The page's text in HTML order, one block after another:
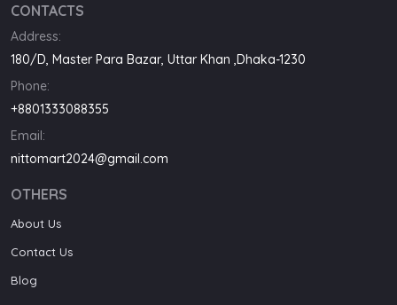
CONTACTS
Address:
180/D, Master Para Bazar, Uttar Khan ,Dhaka-1230
Phone:
+8801333088355
Email:
nittomart2024@gmail.com
OTHERS
About Us
Contact Us
Blog